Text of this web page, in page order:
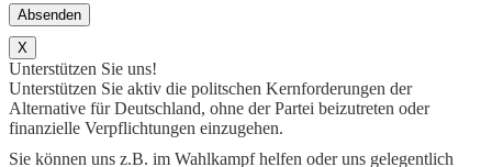
X
Unterstützen Sie uns!
Unterstützen Sie aktiv die politschen Kernforderungen der
Alternative für Deutschland, ohne der Partei beizutreten oder
finanzielle Verpflichtungen einzugehen.
Sie können uns z.B. im Wahlkampf helfen oder uns gelegentlich